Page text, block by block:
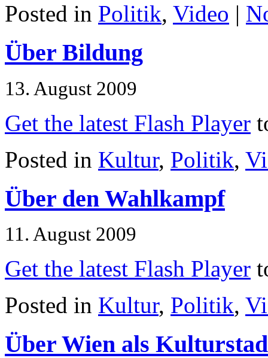
Posted in Politik, Video |
Über Bildung
13. August 2009
Get the latest Flash Player
Posted in Kultur, Politik,
Über den Wahlkampf
11. August 2009
Get the latest Flash Player
Posted in Kultur, Politik,
Über Wien als